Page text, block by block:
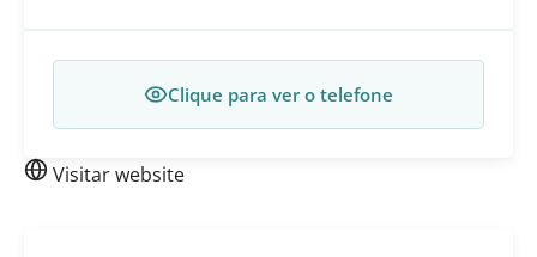
Clique para ver o telefone
Visitar website